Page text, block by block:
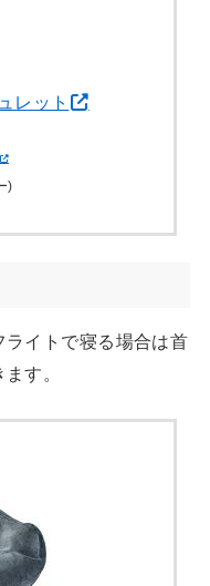
レット
)
イトで寝る場合は首
す。